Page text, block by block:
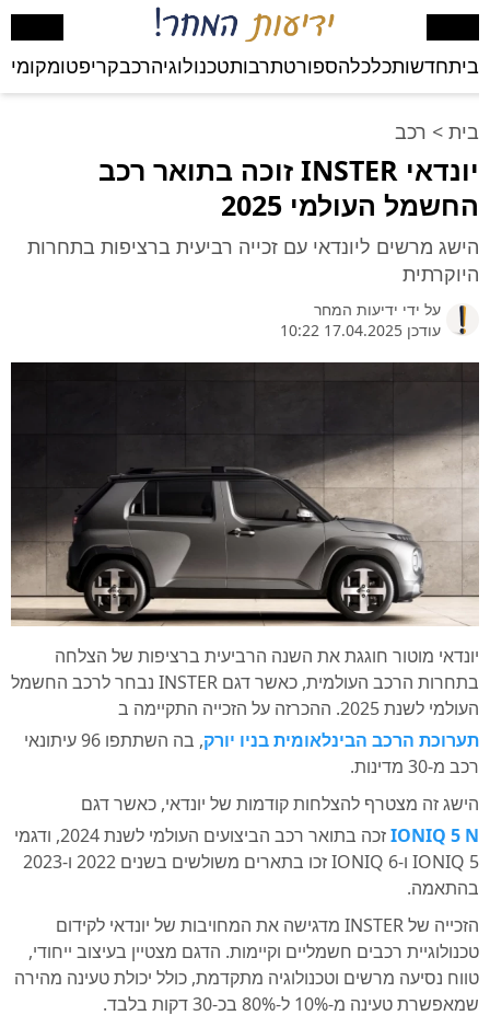
ביתחדשותכלכלהספורטתרבותטכנולוגיהרכבקריפטומקומי
בית > רכב
יונדאי INSTER זוכה בתואר רכב
החשמל העולמי 2025
הישג מרשים ליונדאי עם זכייה רביעית ברציפות בתחרות
היוקרתית
על ידי ידיעות המחר
עודכן 17.04.2025 10:22
יונדאי מוטור חוגגת את השנה הרביעית ברציפות של הצלחה
בתחרות הרכב העולמית, כאשר דגם INSTER נבחר לרכב החשמל
העולמי לשנת 2025. ההכרזה על הזכייה התקיימה ב
תערוכת הרכב הבינלאומית בניו יורק
, בה השתתפו 96 עיתונאי
רכב מ-30 מדינות.
הישג זה מצטרף להצלחות קודמות של יונדאי, כאשר דגם
IONIQ 5 N
זכה בתואר רכב הביצועים העולמי לשנת 2024, ודגמי
IONIQ 5 ו-IONIQ 6 זכו בתארים משולשים בשנים 2022 ו-2023
בהתאמה.
הזכייה של INSTER מדגישה את המחויבות של יונדאי לקידום
טכנולוגיית רכבים חשמליים וקיימות. הדגם מצטיין בעיצוב ייחודי,
טווח נסיעה מרשים וטכנולוגיה מתקדמת, כולל יכולת טעינה מהירה
שמאפשרת טעינה מ-10% ל-80% בכ-30 דקות בלבד.